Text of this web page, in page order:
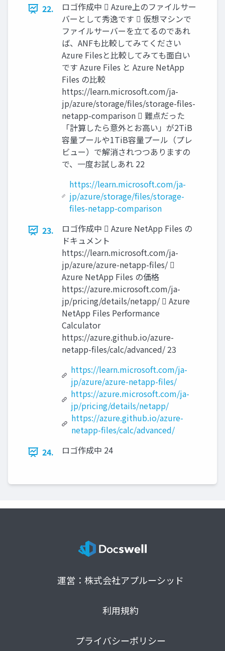
22.
ロゴ作成中  Azure上のファイルサー
バーとして秀逸です  仮想マシンで
ファイルサーバーを立てるのであれ
ば、ANFも比較してみてください
Azure Filesと比較してみても面白い
です Azure Files と Azure NetApp
Files の比較
https://learn.microsoft.com/ja-
jp/azure/storage/files/storage-files-
netapp-comparison  難点だった
「計算したら意外とお高い」が2TiB
容量プールや1TiB容量プール（プレ
ビュー）で解消されつつありますの
で、一度お試しあれ 22
https://learn.microsoft.com/ja-
jp/azure/storage/files/storage-
files-netapp-comparison
23.
ロゴ作成中  Azure NetApp Files の
ドキュメント
https://learn.microsoft.com/ja-
jp/azure/azure-netapp-files/ 
Azure NetApp Files の価格
https://azure.microsoft.com/ja-
jp/pricing/details/netapp/  Azure
NetApp Files Performance
Calculator
https://azure.github.io/azure-
netapp-files/calc/advanced/ 23
https://learn.microsoft.com/ja-
jp/azure/azure-netapp-files/
https://azure.microsoft.com/ja-
jp/pricing/details/netapp/
https://azure.github.io/azure-
netapp-files/calc/advanced/
24.
ロゴ作成中 24
運営：株式会社アプルーシッド
利用規約
プライバシーポリシー